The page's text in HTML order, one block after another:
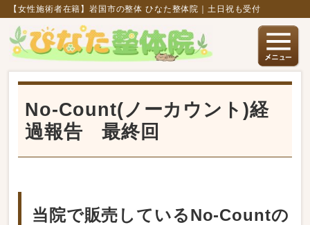
【女性施術者在籍】岩国市の整体 ひなた整体院｜土日祝も受付
No-Count(ノーカウント)経
過報告 最終回
当院で販売しているNo-Countの